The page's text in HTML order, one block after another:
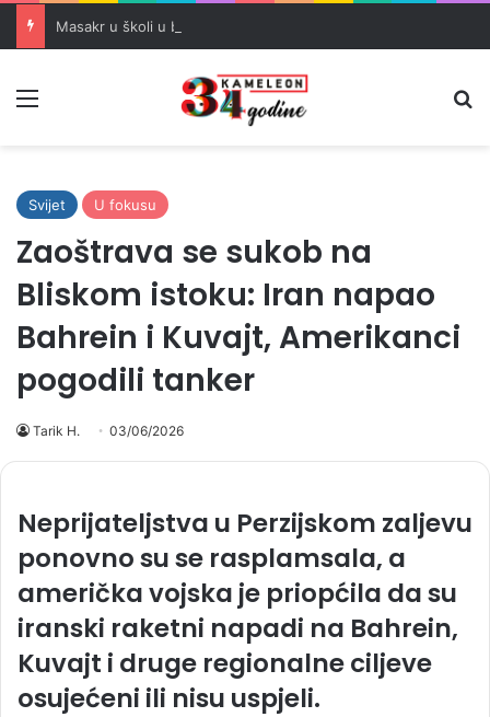
Svijet U fokusu
Zaoštrava se sukob na
Bliskom istoku: Iran napao
Bahrein i Kuvajt, Amerikanci
pogodili tanker
Tarik H. 03/06/2026
Neprijateljstva u Perzijskom zaljevu
ponovno su se rasplamsala, a
američka vojska je priopćila da su
iranski raketni napadi na Bahrein,
Kuvajt i druge regionalne ciljeve
osujećeni ili nisu uspjeli.